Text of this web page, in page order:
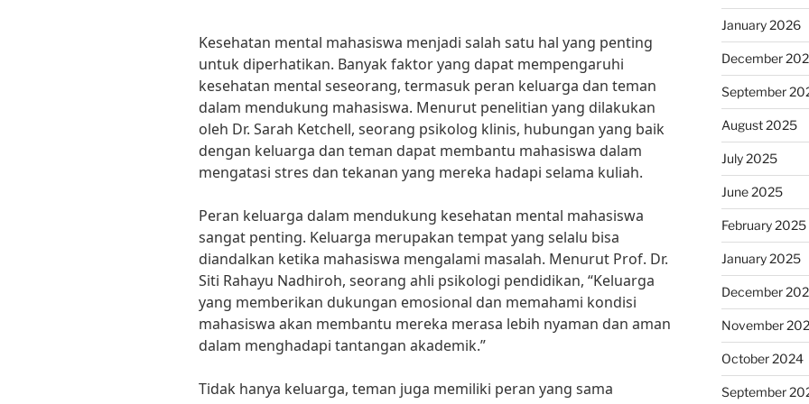
Kesehatan mental mahasiswa menjadi salah satu hal yang penting
untuk diperhatikan. Banyak faktor yang dapat mempengaruhi
kesehatan mental seseorang, termasuk peran keluarga dan teman
dalam mendukung mahasiswa. Menurut penelitian yang dilakukan
oleh Dr. Sarah Ketchell, seorang psikolog klinis, hubungan yang baik
dengan keluarga dan teman dapat membantu mahasiswa dalam
mengatasi stres dan tekanan yang mereka hadapi selama kuliah.
Peran keluarga dalam mendukung kesehatan mental mahasiswa
sangat penting. Keluarga merupakan tempat yang selalu bisa
diandalkan ketika mahasiswa mengalami masalah. Menurut Prof. Dr.
Siti Rahayu Nadhiroh, seorang ahli psikologi pendidikan, “Keluarga
yang memberikan dukungan emosional dan memahami kondisi
mahasiswa akan membantu mereka merasa lebih nyaman dan aman
dalam menghadapi tantangan akademik.”
Tidak hanya keluarga, teman juga memiliki peran yang sama
January 2026
December
September
August 2025
July 2025
June 2025
February 2025
January 2025
December
November
October 2024
September